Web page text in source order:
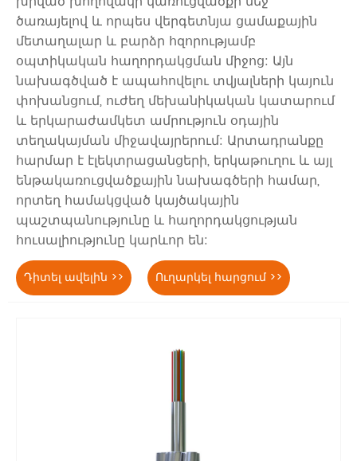
ծառայելով և որպես վերգետնյա ցամաքային
մետաղալար և բարձր հզորությամբ
օպտիկական հաղորդակցման միջոց: Այն
նախագծված է ապահովելու տվյալների կայուն
փոխանցում, ուժեղ մեխանիկական կատարում
և երկարաժամկետ ամրություն օդային
տեղակայման միջավայրերում: Արտադրանքը
հարմար է էլեկտրացանցերի, երկաթուղու և այլ
ենթակառուցվածքային նախագծերի համար,
որտեղ համակցված կայծակային
պաշտպանությունը և հաղորդակցության
հուսալիությունը կարևոր են:
Դիտել ավելին >> Ուղարկել հարցում >>